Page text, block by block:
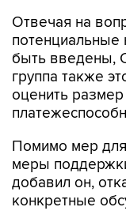
Отвечая на
потенциальные
быть введены,
группа также
оценить
Помимо мер
меры
добавил он,
конкретные